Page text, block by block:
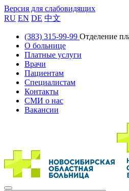
Версия для слабовидящих
RU EN DE 中文
(383) 315-99-99 Отделение
О больнице
Платные услуги
Врачи
Пациентам
Специалистам
Контакты
СМИ о нас
Вакансии